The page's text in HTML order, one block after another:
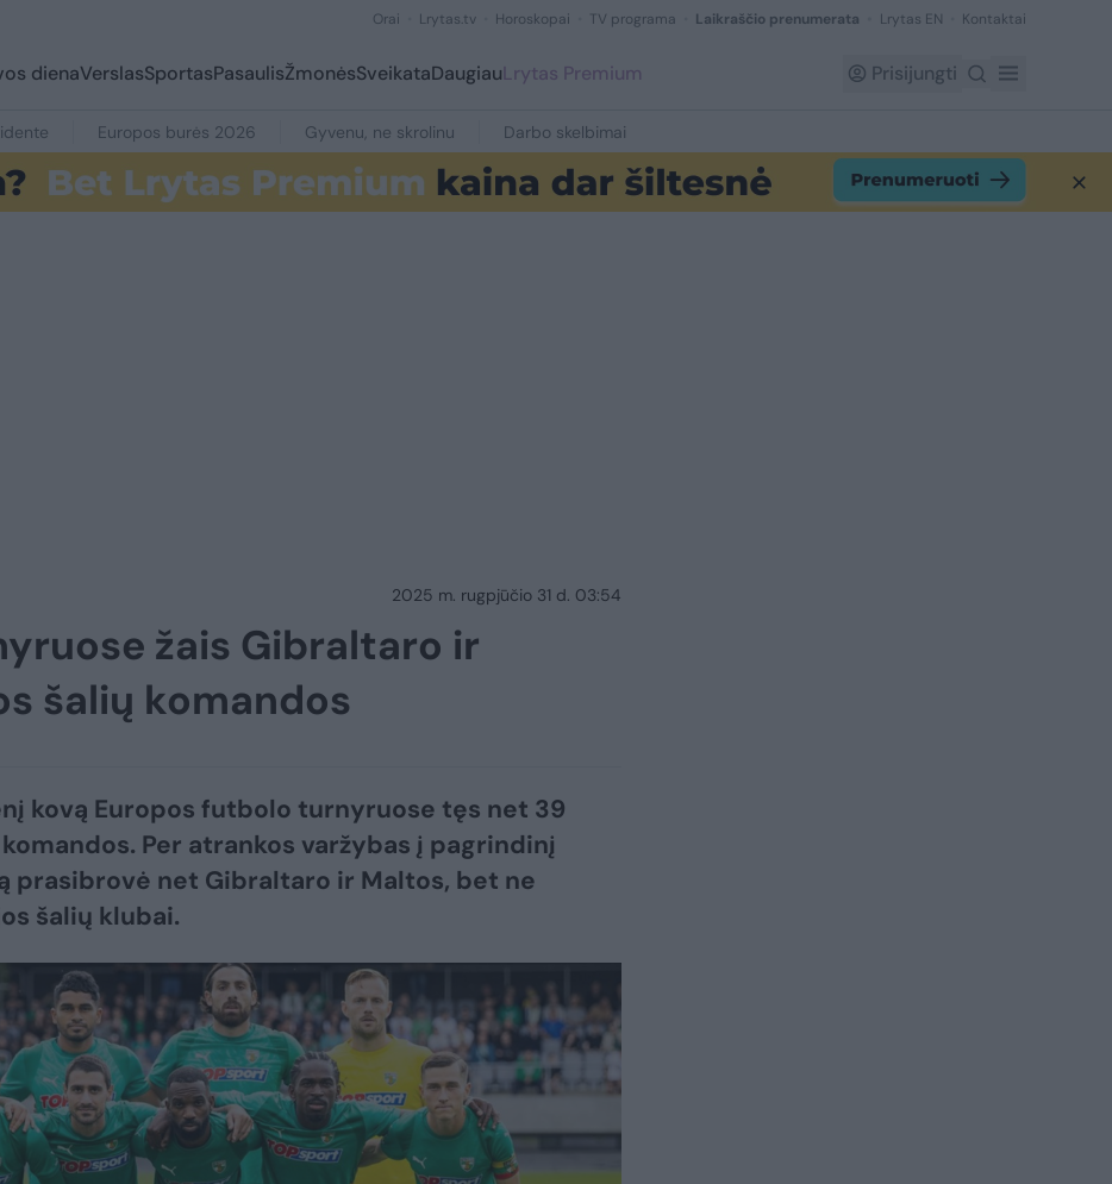
Orai Lrytas.tv Horoskopai TV programa Laikraščio prenumerata Lrytas EN Kontaktai
dienaVerslasSportasPasaulisŽmonėsSveikataDaugiauLrytas Premium Prisijungti
Europos burės 2026 Gyvenu, ne skrolinu Darbo skelbimai
2025 m. rugpjūčio 31 d. 03:54
žais Gibraltaro ir
šalių komandos
kovą Europos futbolo turnyruose tęs net 39
Per atrankos varžybas į pagrindinį
prasibrovė net Gibraltaro ir Maltos, bet ne
šalių klubai.